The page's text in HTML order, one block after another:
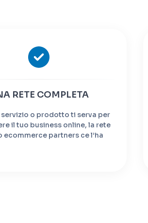
RETE COMPLETA
servizio o prodotto ti serva per
il tuo business online, la rete
ecommerce partners ce l’ha